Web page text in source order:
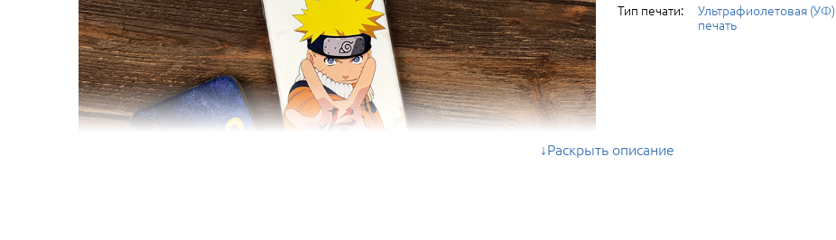
Тип печати:
Ультрафиолетовая (УФ)
печать
Раскрыть описание